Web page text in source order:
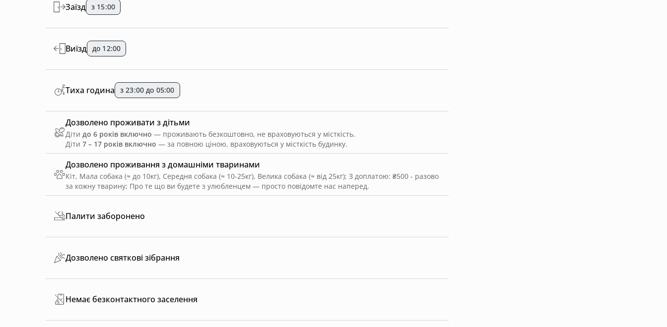
Дозволено проживання з домашніми тваринами
Кіт, Мала собака (≈ до 10кг), Середня собака (≈ 10-25кг), Велика собака (≈ від 25кг); З доплатою: ₴500 - разово
за кожну тварину; Про те що ви будете з улюбленцем — просто повідомте нас наперед.
Заїзд з 15:00
Виїзд до 12:00
Дозволено проживати з дітьми
Діти до 6 років включно — проживають безкоштовно, не враховуються у місткість.
Діти 7 – 17 років включно — за повною ціною, враховуються у місткість будинку.
Тиха година з 23:00 до 05:00
Палити заборонено
Дозволено святкові зібрання
Немає безконтактного заселення